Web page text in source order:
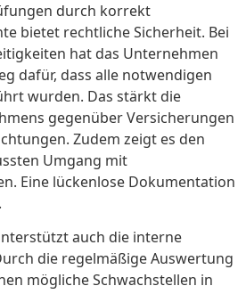
durch korrekt
bietet rechtliche Sicherheit. Bei
hat das Unternehmen
dafür, dass alle notwendigen
wurden. Das stärkt die
gegenüber Versicherungen
Zudem zeigt es den
Umgang mit
Eine lückenlose Dokumentation
auch die interne
die regelmäßige Auswertung
mögliche Schwachstellen in